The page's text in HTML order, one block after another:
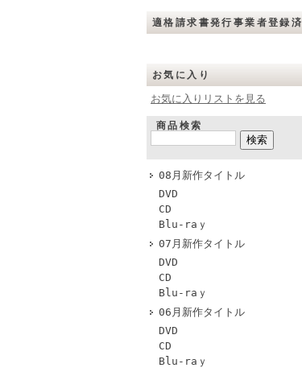
適格請求書発行事業者登録済
お気に入り
お気に入りリストを見る
商品検索
08月新作タイトル
DVD
CD
Blu-raｙ
07月新作タイトル
DVD
CD
Blu-raｙ
06月新作タイトル
DVD
CD
Blu-raｙ